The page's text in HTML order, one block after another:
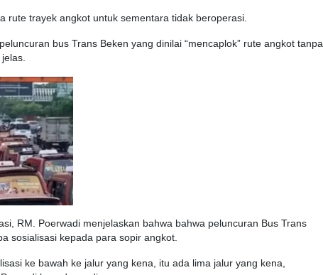
rute trayek angkot untuk sementara tidak beroperasi.
bus Trans Beken yang dinilai “mencaplok” rute angkot tanpa
RM. Poerwadi menjelaskan bahwa bahwa peluncuran Bus Trans
sosialisasi kepada para sopir angkot.
ke bawah ke jalur yang kena, itu ada lima jalur yang kena,